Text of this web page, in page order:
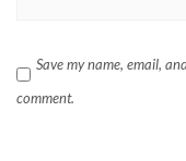
Save my name, email,
comment.